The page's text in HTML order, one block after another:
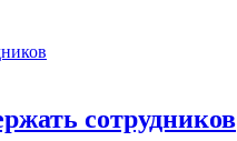
сотрудников